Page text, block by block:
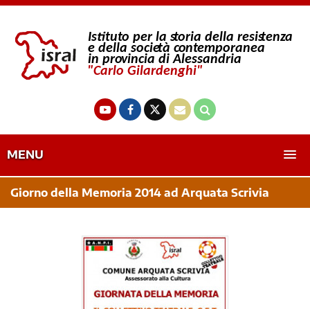
MENU
Giorno della Memoria 2014 ad Arquata Scrivia